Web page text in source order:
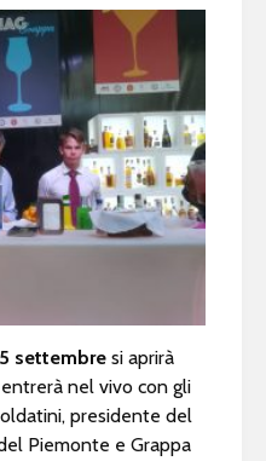
settembre si aprirà
nel vivo con gli
presidente del
Piemonte e Grappa